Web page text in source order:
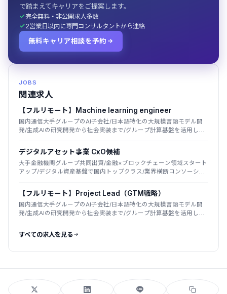
で踏まえてキャリアをご提案します。
完全無料・非公開求人多数
2営業日以内に専門コンサルタントから連絡
無料キャリア相談を予約
JOBS
関連求人
【フルリモート】Machine learning engineer
国内通信大手グループのAI子会社/日本語特化の大規模言語モデル開
発/生成AIの研究開発から社会実装まで/グループ計算基盤を活用した
デジタルアセット事業 CxO候補
大手金融機関グループ共同出資/金融×ブロックチェーン領域スタート
アップ/デジタル資産基盤で国内トップクラス/業界横断コンソーシア
【フルリモート】Project Lead（GTM戦略）
国内通信大手グループのAI子会社/日本語特化の大規模言語モデル開
発/生成AIの研究開発から社会実装まで/グループ計算基盤を活用した
すべての求人を見る